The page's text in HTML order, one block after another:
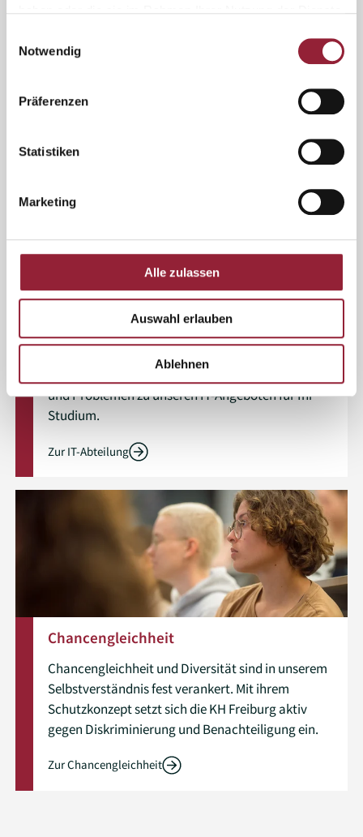
Notwendig
Präferenzen
Statistiken
Marketing
Alle zulassen
Auswahl erlauben
Ablehnen
Für Studierende und Mitarbeitende der KH
sowie lizenzierte E-Books und E-Journals ständig
Zur Bibliothek
IT-Abteilung
Die IT-Abteilung der KH Freiburg hilft bei Fragen
und Problemen zu unseren IT-Angeboten für Ihr
Studium.
Zur IT-Abteilung
Chancengleichheit
Chancengleichheit und Diversität sind in unserem
Selbstverständnis fest verankert. Mit ihrem
Schutzkonzept setzt sich die KH Freiburg aktiv
gegen Diskriminierung und Benachteiligung ein.
Zur Chancengleichheit